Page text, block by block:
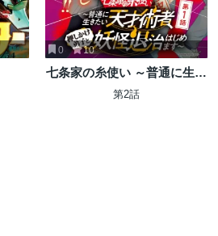
0 10
七条家の糸使い ～普通に生き
たい天才術者、押しかけ弟子
第2話